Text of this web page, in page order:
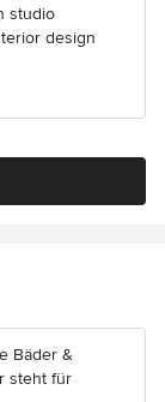
studio
design
Bäder &
steht für